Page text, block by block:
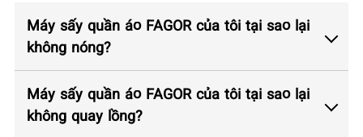
Máy sấy quần áo FAGOR của tôi tại sao lại
không nóng?
Máy sấy quần áo FAGOR của tôi tại sao lại
không quay lồng?